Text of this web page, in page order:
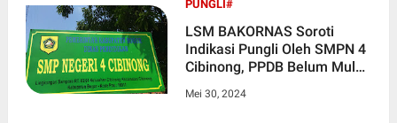
PUNGLI#
LSM BAKORNAS Soroti
Indikasi Pungli Oleh SMPN 4
Cibinong, PPDB Belum Mulai
Kolektif.
Mei 30, 2024